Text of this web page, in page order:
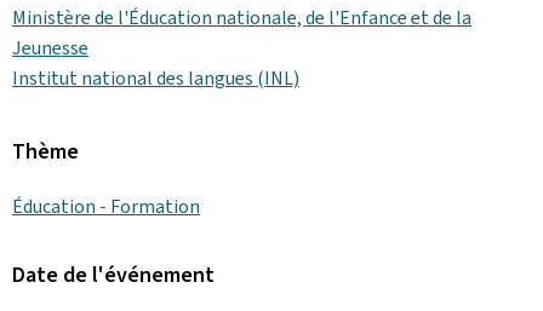
Ministère de l'Éducation nationale, de l'Enfance et de la
Jeunesse
Institut national des langues (INL)
Thème
Éducation - Formation
Date de l'événement